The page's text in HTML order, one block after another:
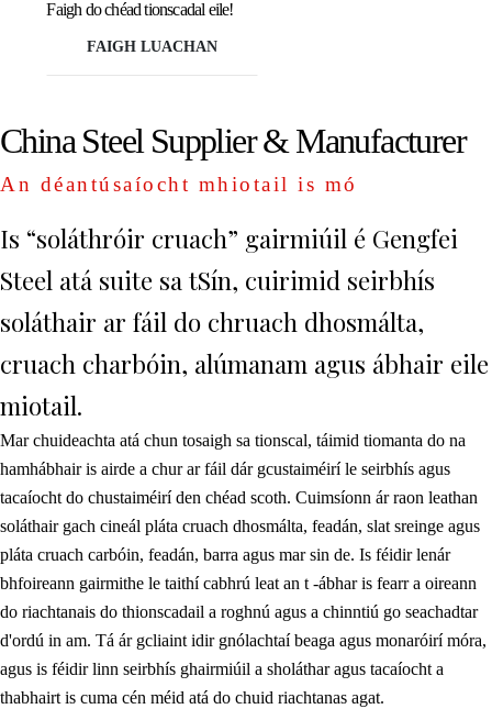
Faigh do chéad tionscadal eile!
FAIGH LUACHAN
China Steel Supplier & Manufacturer
An déantúsaíocht mhiotail is mó
Is “soláthróir cruach” gairmiúil é Gengfei
Steel atá suite sa tSín, cuirimid seirbhís
soláthair ar fáil do chruach dhosmálta,
cruach charbóin, alúmanam agus ábhair eile
miotail.
Mar chuideachta atá chun tosaigh sa tionscal, táimid tiomanta do na
hamhábhair is airde a chur ar fáil dár gcustaiméirí le seirbhís agus
tacaíocht do chustaiméirí den chéad scoth. Cuimsíonn ár raon leathan
soláthair gach cineál pláta cruach dhosmálta, feadán, slat sreinge agus
pláta cruach carbóin, feadán, barra agus mar sin de. Is féidir lenár
bhfoireann gairmithe le taithí cabhrú leat an t -ábhar is fearr a oireann
do riachtanais do thionscadail a roghnú agus a chinntiú go seachadtar
d'ordú in am. Tá ár gcliaint idir gnólachtaí beaga agus monaróirí móra,
agus is féidir linn seirbhís ghairmiúil a sholáthar agus tacaíocht a
thabhairt is cuma cén méid atá do chuid riachtanas agat.